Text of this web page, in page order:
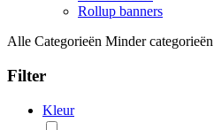
Rollup banners
Alle Categorieën Minder categorieën
Filter
Kleur